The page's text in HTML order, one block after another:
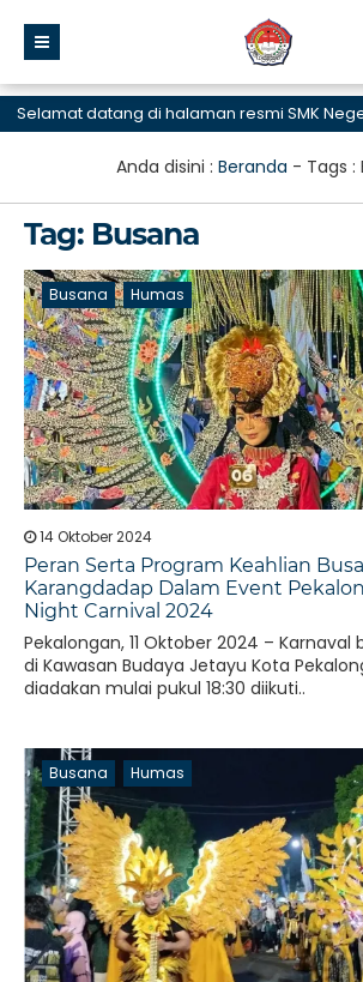
datang di halaman resmi SMK Negeri
Anda disini : Beranda - Tags :
Tag: Busana
Busana Humas
14 Oktober 2024
Peran Serta Program Keahlian
Karangdadap Dalam Event
Night Carnival 2024
Pekalongan, 11 Oktober 2024 –
di Kawasan Budaya Jetayu Kota
diadakan mulai pukul 18:30 diikuti..
Busana Humas